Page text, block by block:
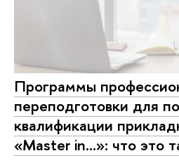
Программы
переподготовки для
квалификации
«Master in…»: что это